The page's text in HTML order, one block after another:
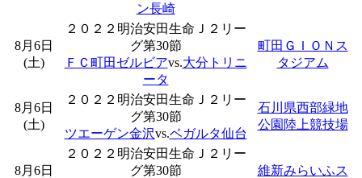
ン長崎
8月6日
(土)
２０２２明治安田生命Ｊ２リー
グ第30節
ＦＣ町田ゼルビアvs.大分トリニ
ータ
町田ＧＩＯＮス
タジアム
8月6日
(土)
２０２２明治安田生命Ｊ２リー
グ第30節
ツエーゲン金沢vs.ベガルタ仙台
石川県西部緑地
公園陸上競技場
8月6日
２０２２明治安田生命Ｊ２リー
グ第30節
維新みらいふス